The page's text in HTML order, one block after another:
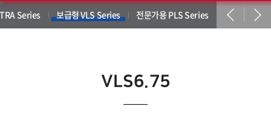
Series 보급형 VLS Series 전문가용 PLS Series
VLS6.75